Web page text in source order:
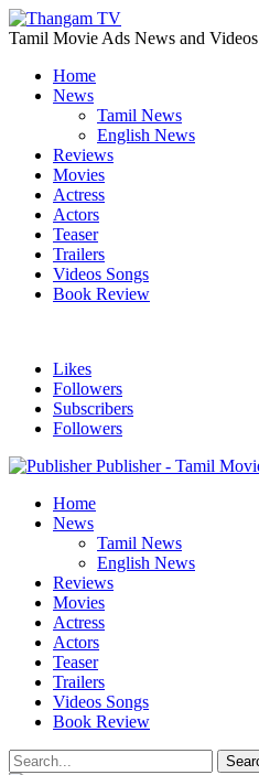
Tamil Movie Ads News and
Home
News
Tamil News
English News
Reviews
Movies
Actress
Actors
Teaser
Trailers
Videos Songs
Book Review
Likes
Followers
Subscribers
Followers
Publisher - Tamil
Home
News
Tamil News
English News
Reviews
Movies
Actress
Actors
Teaser
Trailers
Videos Songs
Book Review